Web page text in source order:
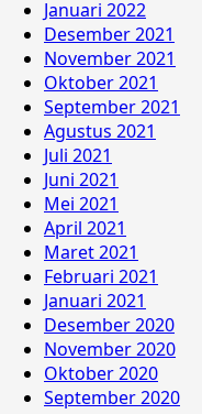
Januari 2022
Desember 2021
November 2021
Oktober 2021
September 2021
Agustus 2021
Juli 2021
Juni 2021
Mei 2021
April 2021
Maret 2021
Februari 2021
Januari 2021
Desember 2020
November 2020
Oktober 2020
September 2020